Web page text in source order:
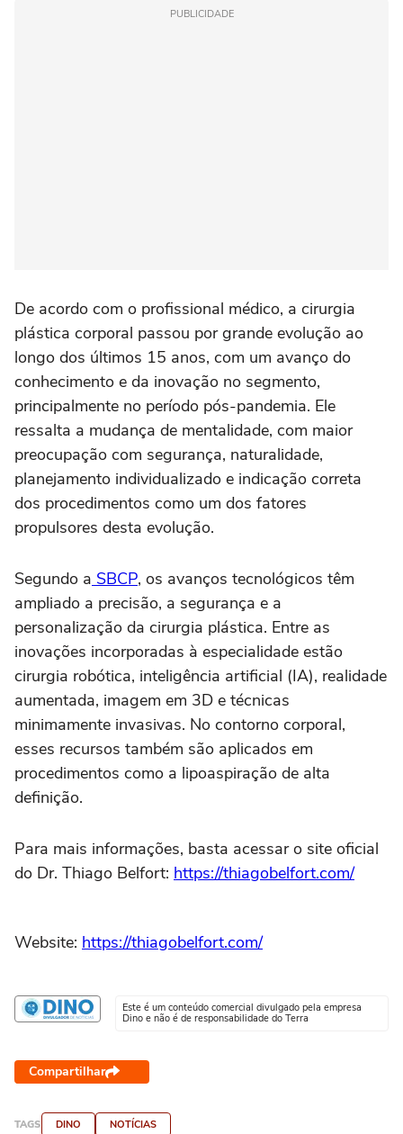
PUBLICIDADE
De acordo com o profissional médico, a cirurgia
plástica corporal passou por grande evolução ao
longo dos últimos 15 anos, com um avanço do
conhecimento e da inovação no segmento,
principalmente no período pós-pandemia. Ele
ressalta a mudança de mentalidade, com maior
preocupação com segurança, naturalidade,
planejamento individualizado e indicação correta
dos procedimentos como um dos fatores
propulsores desta evolução.
Segundo a SBCP, os avanços tecnológicos têm
ampliado a precisão, a segurança e a
personalização da cirurgia plástica. Entre as
inovações incorporadas à especialidade estão
cirurgia robótica, inteligência artificial (IA), realidade
aumentada, imagem em 3D e técnicas
minimamente invasivas. No contorno corporal,
esses recursos também são aplicados em
procedimentos como a lipoaspiração de alta
definição.
Para mais informações, basta acessar o site oficial
do Dr. Thiago Belfort: https://thiagobelfort.com/
Website: https://thiagobelfort.com/
Este é um conteúdo comercial divulgado pela empresa
Dino e não é de responsabilidade do Terra
Compartilhar
TAGS DINO NOTÍCIAS